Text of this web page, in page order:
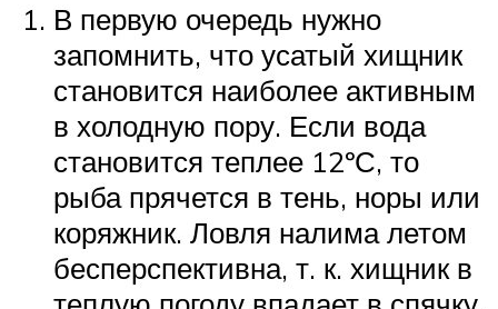
В первую очередь нужно
запомнить, что усатый хищник
становится наиболее активным
в холодную пору. Если вода
становится теплее 12ºС, то
рыба прячется в тень, норы или
коряжник. Ловля налима летом
бесперспективна, т. к. хищник в